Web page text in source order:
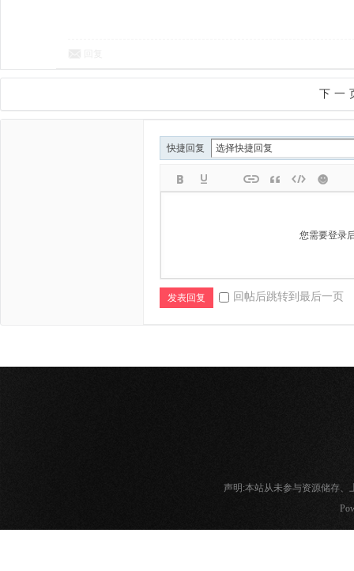
下一
快捷回复
您需要登录
发表回复 回帖后跳转到最后一页
声明:本站从未参与资源储存、